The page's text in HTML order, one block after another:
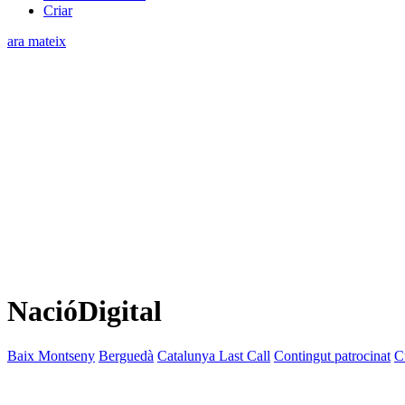
Criar
ara mateix
NacióDigital
Baix Montseny Berguedà Catalunya Last Call Contingut patrocinat